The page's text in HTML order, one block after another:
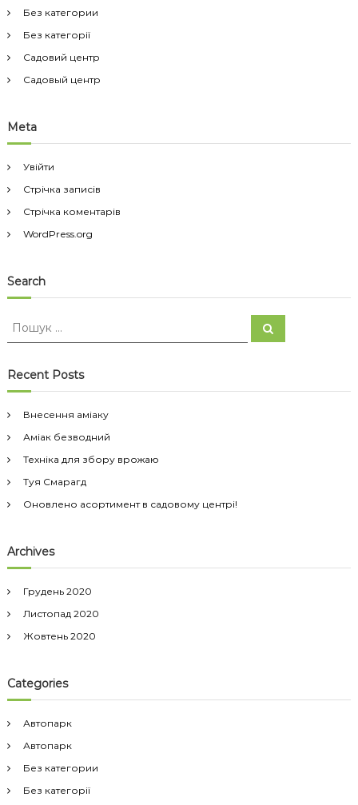
Без категории
Без категорії
Садовий центр
Садовый центр
Meta
Увійти
Стрічка записів
Стрічка коментарів
WordPress.org
Search
П
у
к
П
о
Recent Posts
Внесення аміаку
Аміак безводний
Техніка для збору врожаю
Туя Смарагд
Оновлено асортимент в садовому центрі!
Archives
Грудень 2020
Листопад 2020
Жовтень 2020
Categories
Автопарк
Автопарк
Без категории
Без категорії